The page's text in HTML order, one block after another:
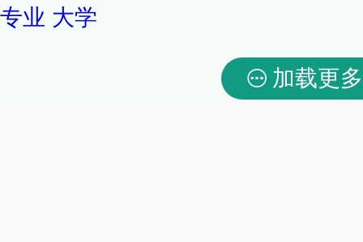
专业 大学
加载更多